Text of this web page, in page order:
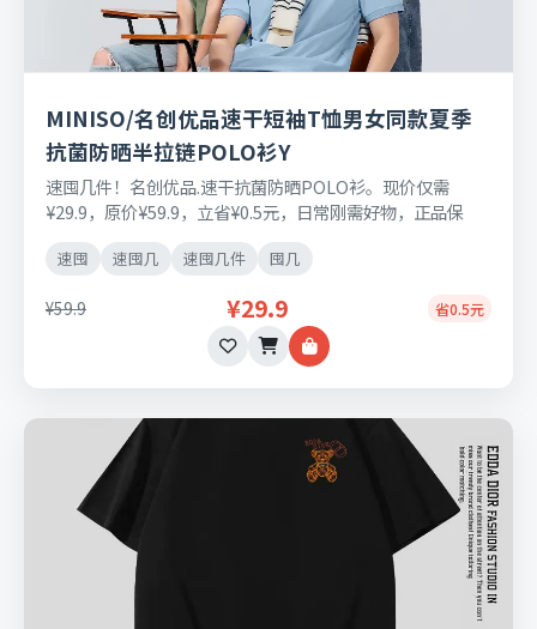
MINISO/名创优品速干短袖T恤男女同款夏季
抗菌防晒半拉链POLO衫Y
速囤几件！名创优品.速干抗菌防晒POLO衫。现价仅需
¥29.9，原价¥59.9，立省¥0.5元，日常刚需好物，正品保
速囤 速囤几 速囤几件 囤几
¥59.9 ¥29.9 省0.5元